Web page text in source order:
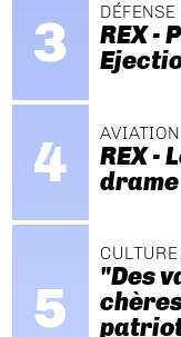
DÉFENSE
REX -
REX -
drame
"Des